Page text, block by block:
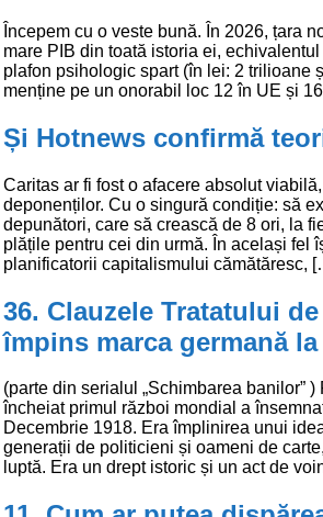
Începem cu o veste bună. În 2026, țara
mare PIB din toată istoria ei,
plafon psihologic spart (în lei: 2 trilioane
menține pe un onorabil loc 12 în UE și
Și Hotnews confirmă
Caritas ar fi fost o afacere absolut
deponenților. Cu o singură condiție: să
depunători, care să crească de 8 ori, la
plățile pentru cei din urmă. În același fel
planificatorii capitalismului cămătăresc,
36. Clauzele Tratatului
împins marca germană
(parte din serialul „Schimbarea banilor”
încheiat primul război mondial a
Decembrie 1918. Era împlinirea unui
generații de politicieni și oameni de
luptă. Era un drept istoric și un act de